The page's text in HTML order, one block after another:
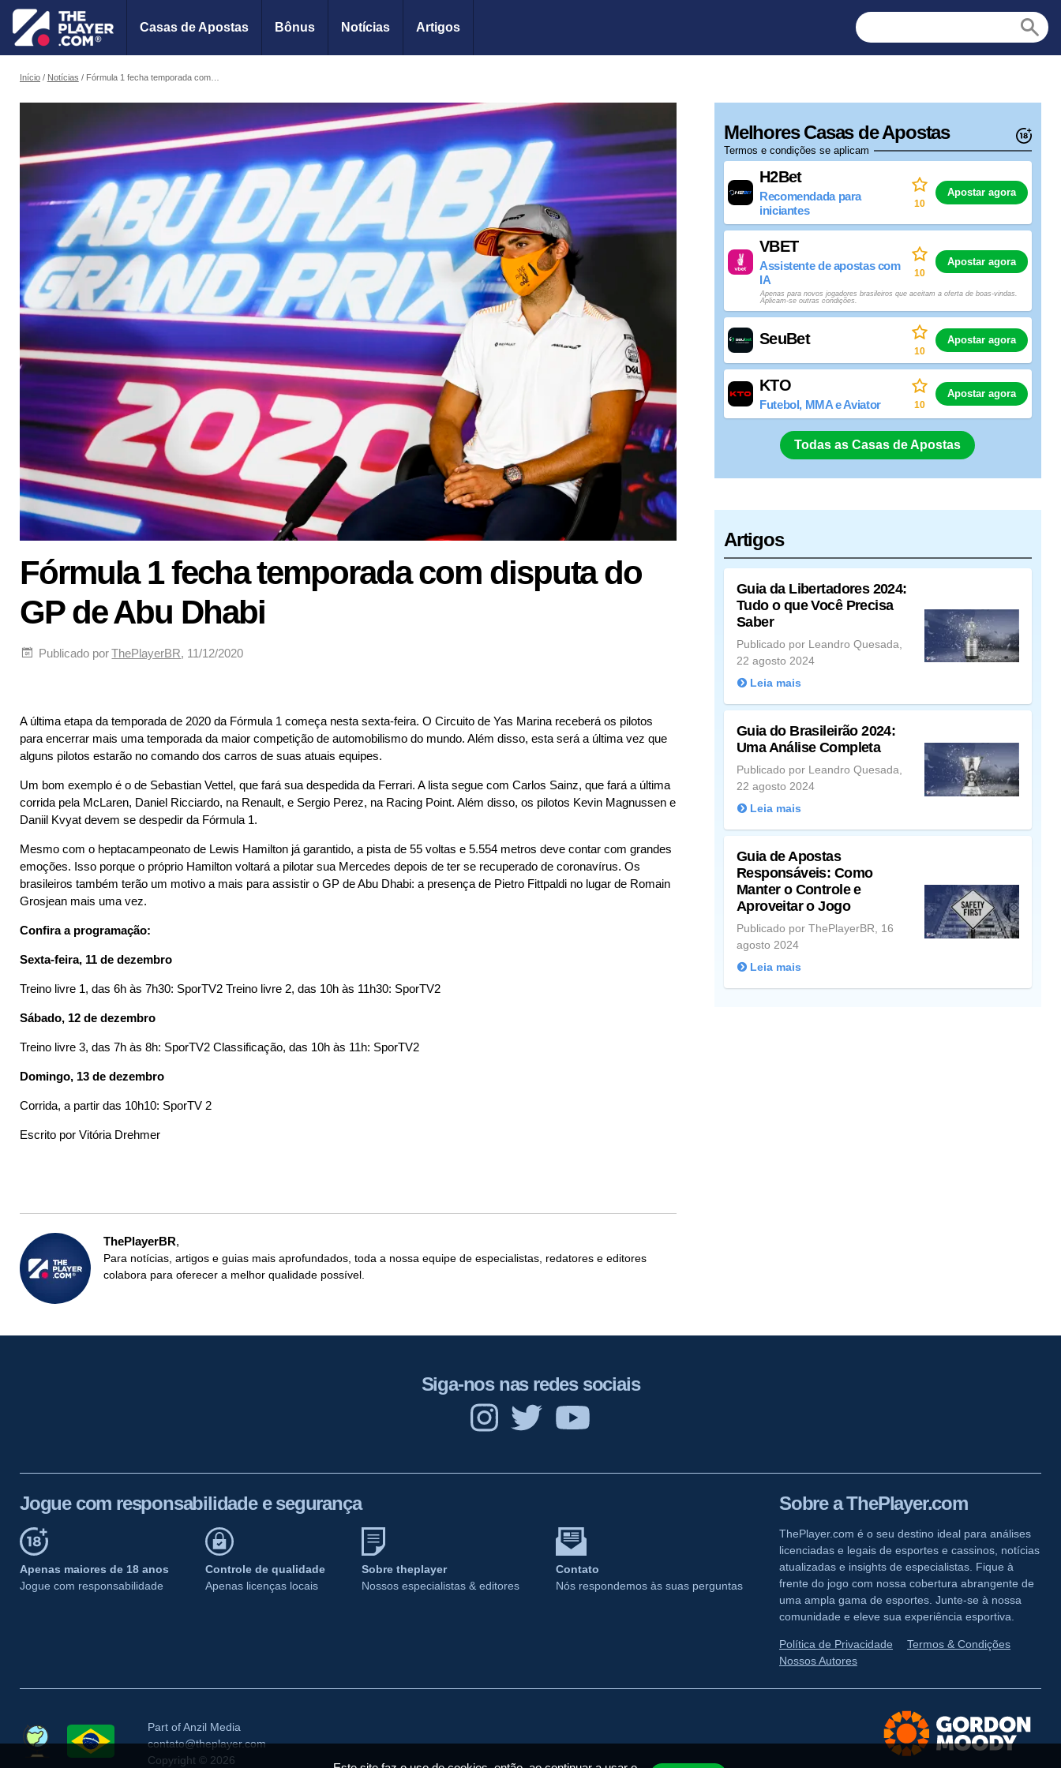
Casas de Apostas Bônus Notícias Artigos
Início Notícias Fórmula 1 fecha temporada com disputa do GP de Abu Dhabi
Fórmula 1 fecha temporada com disputa do
GP de Abu Dhabi
Publicado por ThePlayerBR, 11/12/2020
A última etapa da temporada de 2020 da Fórmula 1 começa nesta sexta-feira. O Circuito de Yas Marina receberá os pilotos
para encerrar mais uma temporada da maior competição de automobilismo do mundo. Além disso, esta será a última vez que
alguns pilotos estarão no comando dos carros de suas atuais equipes.
Um bom exemplo é o de Sebastian Vettel, que fará sua despedida da Ferrari. A lista segue com Carlos Sainz, que fará a última
corrida pela McLaren, Daniel Ricciardo, na Renault, e Sergio Perez, na Racing Point. Além disso, os pilotos Kevin Magnussen e
Daniil Kvyat devem se despedir da Fórmula 1.
Mesmo com o heptacampeonato de Lewis Hamilton já garantido, a pista de 55 voltas e 5.554 metros deve contar com grandes
emoções. Isso porque o próprio Hamilton voltará a pilotar sua Mercedes depois de ter se recuperado de coronavírus. Os
brasileiros também terão um motivo a mais para assistir o GP de Abu Dhabi: a presença de Pietro Fittpaldi no lugar de Romain
Grosjean mais uma vez.
Confira a programação:
Sexta-feira, 11 de dezembro
Treino livre 1, das 6h às 7h30: SporTV2 Treino livre 2, das 10h às 11h30: SporTV2
Sábado, 12 de dezembro
Treino livre 3, das 7h às 8h: SporTV2 Classificação, das 10h às 11h: SporTV2
Domingo, 13 de dezembro
Corrida, a partir das 10h10: SporTV 2
Escrito por Vitória Drehmer
ThePlayerBR
Para notícias, artigos e guias mais aprofundados, toda a nossa equipe de especialistas, redatores e editores
colabora para oferecer a melhor qualidade possível.
Melhores Casas de Apostas
Termos e condições se aplicam
H2Bet
Recomendada para
iniciantes
10
Apostar agora
VBET
Assistente de apostas com
IA
10
Apostar agora
Apenas para novos jogadores brasileiros que aceitam a oferta de boas-vindas.
Aplicam-se outras condições.
SeuBet
10
Apostar agora
KTO
Futebol, MMA e Aviator 10
Apostar agora
Todas as Casas de Apostas
Artigos
Guia da Libertadores 2024:
Tudo o que Você Precisa
Saber
Publicado por Leandro Quesada,
22 agosto 2024
Leia mais
Guia do Brasileirão 2024:
Uma Análise Completa
Publicado por Leandro Quesada,
22 agosto 2024
Leia mais
Guia de Apostas
Responsáveis: Como
Manter o Controle e
Aproveitar o Jogo
Publicado por ThePlayerBR, 16
agosto 2024
Leia mais
Siga-nos nas redes sociais
Jogue com responsabilidade e segurança
Apenas maiores de 18 anos
Jogue com responsabilidade
Controle de qualidade
Apenas licenças locais
Sobre theplayer
Nossos especialistas & editores
Contato
Nós respondemos às suas perguntas
Sobre a ThePlayer.com
ThePlayer.com é o seu destino ideal para análises
licenciadas e legais de esportes e cassinos, notícias
atualizadas e insights de especialistas. Fique à
frente do jogo com nossa cobertura abrangente de
uma ampla gama de esportes. Junte-se à nossa
comunidade e eleve sua experiência esportiva.
Política de Privacidade
Termos & Condições
Nossos Autores
Part of Anzil Media
contato@theplayer.com
Copyright © 2026